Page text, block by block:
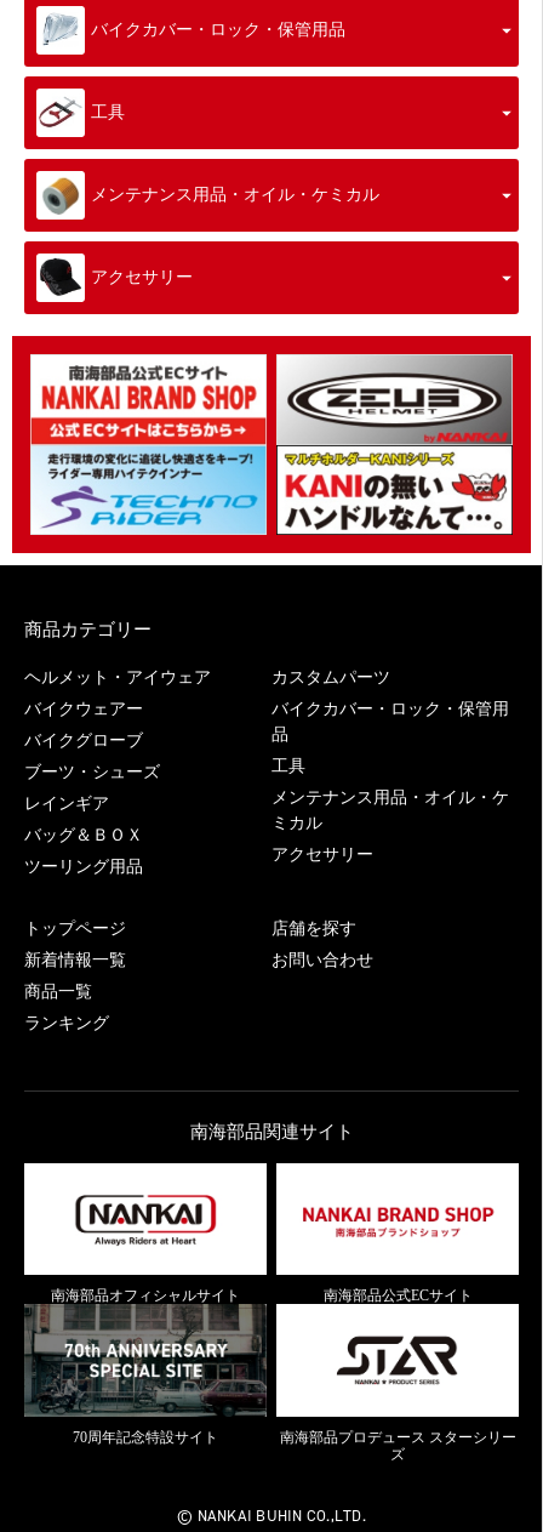
バイクカバー・ロック・保管用品
工具
メンテナンス用品・オイル・ケミカル
アクセサリー
商品カテゴリー
ヘルメット・アイウェア
バイクウェアー
バイクグローブ
ブーツ・シューズ
レインギア
バッグ＆ＢＯＸ
ツーリング用品
カスタムパーツ
バイクカバー・ロック・保管用
品
工具
メンテナンス用品・オイル・ケ
ミカル
アクセサリー
トップページ
新着情報一覧
商品一覧
ランキング
店舗を探す
お問い合わせ
南海部品関連サイト
南海部品オフィシャルサイト 南海部品公式ECサイト
70周年記念特設サイト
南海部品プロデュース スターシリー
ズ
© NANKAI BUHIN CO.,LTD.